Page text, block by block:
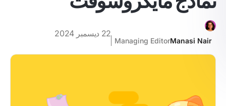
Manasi Nair
Managing Editor
22 ديسمبر 2024